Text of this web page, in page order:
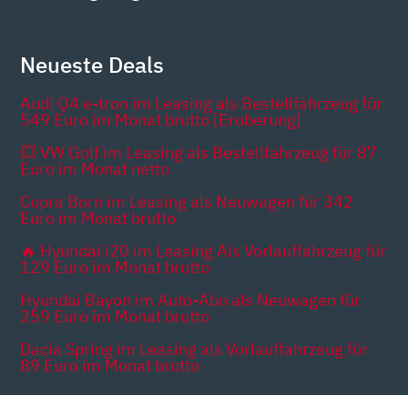
Neueste Deals
Audi Q4 e-tron im Leasing als Bestellfahrzeug für
549 Euro im Monat brutto [Eroberung]
💥 VW Golf im Leasing als Bestellfahrzeug für 87
Euro im Monat netto
Cupra Born im Leasing als Neuwagen für 342
Euro im Monat brutto
🔥 Hyundai i20 im Leasing Als Vorlauffahrzeug für
129 Euro im Monat brutto
Hyundai Bayon im Auto-Abo als Neuwagen für
259 Euro im Monat brutto
Dacia Spring im Leasing als Vorlauffahrzeug für
89 Euro im Monat brutto